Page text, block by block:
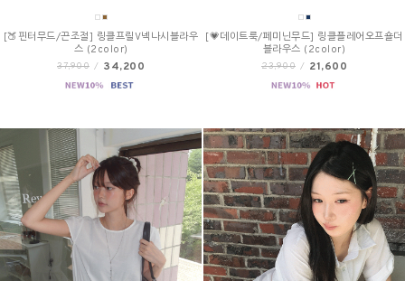
[🍑핀터무드/끈조절] 링클프릴V넥나시블라우
스 (2color)
37,900 / 34,200
[💗데이트룩/페미닌무드] 링클플레어오프숄더
블라우스 (2color)
23,900 / 21,600